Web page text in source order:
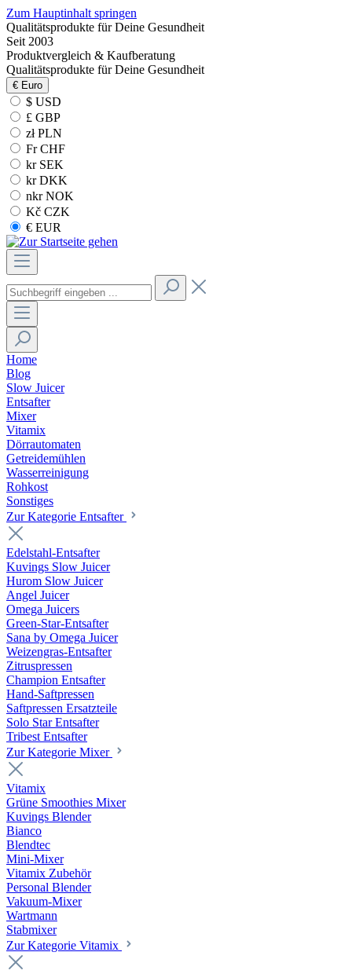
Zum Hauptinhalt springen
Qualitätsprodukte für Deine Gesundheit
Seit 2003
Produktvergleich & Kaufberatung
Qualitätsprodukte für Deine Gesundheit
€ Euro
$ USD
£ GBP
zł PLN
Fr CHF
kr SEK
kr DKK
nkr NOK
Kč CZK
€ EUR
Home
Blog
Slow Juicer
Entsafter
Mixer
Vitamix
Dörrautomaten
Getreidemühlen
Wasserreinigung
Rohkost
Sonstiges
Zur Kategorie Entsafter
Edelstahl-Entsafter
Kuvings Slow Juicer
Hurom Slow Juicer
Angel Juicer
Omega Juicers
Green-Star-Entsafter
Sana by Omega Juicer
Weizengras-Entsafter
Zitruspressen
Champion Entsafter
Hand-Saftpressen
Saftpressen Ersatzteile
Solo Star Entsafter
Tribest Entsafter
Zur Kategorie Mixer
Vitamix
Grüne Smoothies Mixer
Kuvings Blender
Bianco
Blendtec
Mini-Mixer
Vitamix Zubehör
Personal Blender
Vakuum-Mixer
Wartmann
Stabmixer
Zur Kategorie Vitamix